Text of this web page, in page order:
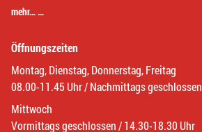
mehr… …
Öffnungszeiten
Montag, Dienstag, Donnerstag, Freitag
08.00-11.45 Uhr / Nachmittags geschlossen
Mittwoch
Vormittags geschlossen / 14.30-18.30 Uhr